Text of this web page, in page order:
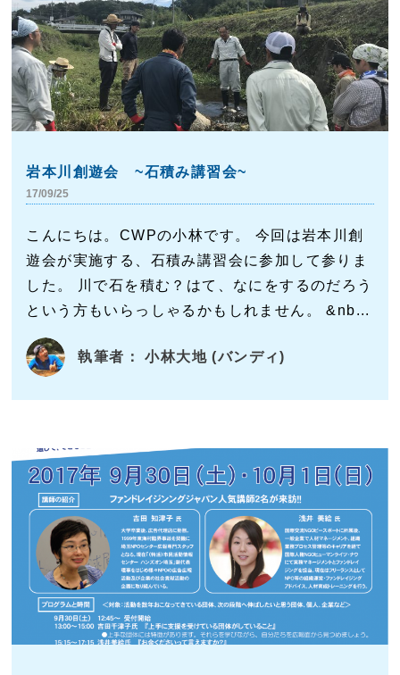
岩本川創遊会 ~石積み講習会~
17/09/25
こんにちは。CWPの小林です。 今回は岩本川創
遊会が実施する、石積み講習会に参加して参りま
した。 川で石を積む？はて、なにをするのだろう
という方もいらっしゃるかもしれません。 &nb...
執筆者： 小林大地 (バンディ)